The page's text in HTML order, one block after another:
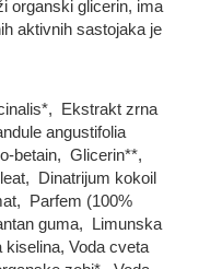
organski glicerin, ima
aktivnih sastojaka je
Ekstrakt zrna
angustifolia
betain, Glicerin**,
Dinatrijum kokoil
Parfem (100%
guma, Limunska
Voda cveta